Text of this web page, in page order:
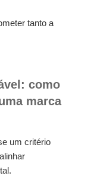
tanto a
como
marca
um critério